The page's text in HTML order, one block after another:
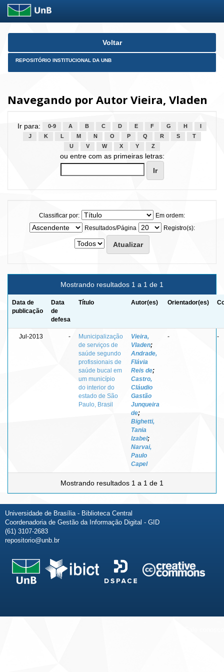
Skip
Voltar
REPOSITÓRIO INSTITUCIONAL DA UNB
Navegando por Autor Vieira, Vladen
Ir para: 0-9 A B C D E F G H
J
K L M N O P Q R S
T
U
V W X Y Z
ou entre com as primeiras letras:
Classificar por:
Em ordem:
Resultados/Página
Registro(s):
Mostrando resultados 1 a 1 de 1
Data de
publicação
Data
de
defesa
Título Autor(es) Orientador(es)
Jul-2013 -
Municipalização
de serviços de
saúde segundo
profissionais de
saúde bucal em
um município
do interior do
estado de São
Paulo, Brasil
Vieira,
Vladen;
Andrade,
Flávia
Reis de;
Castro,
Cláudio
Gastão
Junqueira
de;
Bighetti,
Tania
Izabel;
Narvai,
Paulo
Capel
- -
Mostrando resultados 1 a 1 de 1
Universidade de Brasília - Biblioteca Central
Coordenadoria de Gestão da Informação Digital - GID
(61) 3107-2683
repositorio@unb.br